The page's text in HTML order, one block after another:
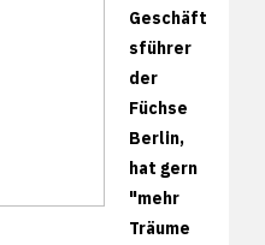
Geschäft
sführer
der
Füchse
Berlin,
hat gern
"mehr
Träume